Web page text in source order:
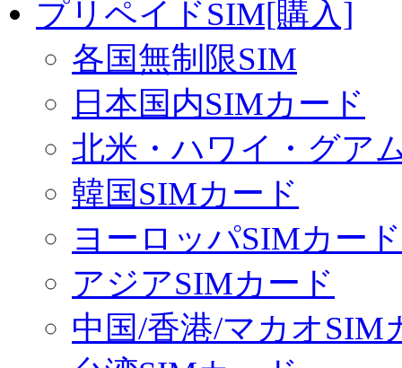
プリペイドSIM[購入]
各国無制限SIM
日本国内SIMカード
北米・ハワイ・グア
韓国SIMカード
ヨーロッパSIMカード
アジアSIMカード
中国/香港/マカオSIM